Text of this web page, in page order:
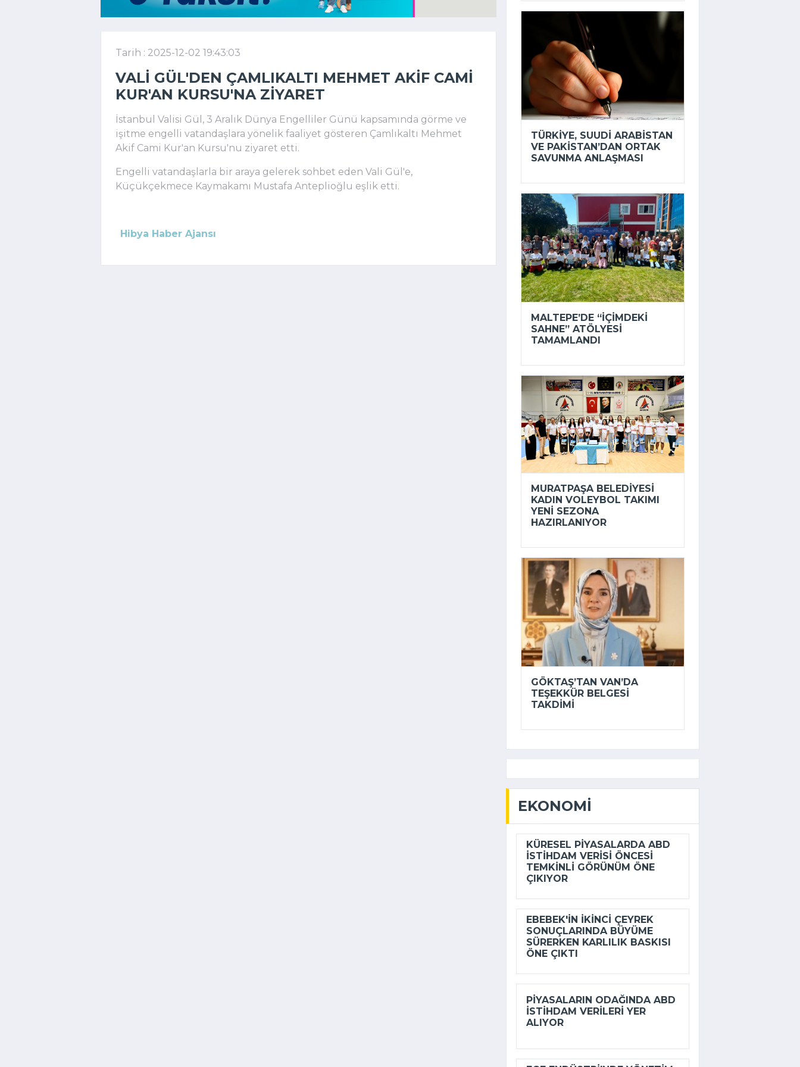
Tarih : 2025-12-02 19:43:03
VALI GÜL'DEN ÇAMLIKALTI MEHMET AKIF CAMI
KUR'AN KURSU'NA ZIYARET
İstanbul Valisi Gül, 3 Aralık Dünya Engelliler Günü kapsamında görme ve
işitme engelli vatandaşlara yönelik faaliyet gösteren Çamlıkaltı Mehmet
Akif Cami Kur'an Kursu'nu ziyaret etti.
Engelli vatandaşlarla bir araya gelerek sohbet eden Vali Gül'e,
Küçükçekmece Kaymakamı Mustafa Anteplioğlu eşlik etti.
Hibya Haber Ajansı
TÜRKIYE, SUUDI ARABISTAN
VE PAKISTAN’DAN ORTAK
SAVUNMA ANLAŞMASI
MALTEPE’DE “İÇIMDEKI
SAHNE” ATÖLYESI
TAMAMLANDI
MURATPAŞA BELEDIYESI
KADIN VOLEYBOL TAKIMI
YENI SEZONA
HAZIRLANIYOR
GÖKTAŞ’TAN VAN’DA
TEŞEKKÜR BELGESI
TAKDIMI
EKONOMI
KÜRESEL PIYASALARDA ABD
ISTIHDAM VERISI ÖNCESI
TEMKINLI GÖRÜNÜM ÖNE
ÇIKIYOR
EBEBEK'IN IKINCI ÇEYREK
SONUÇLARINDA BÜYÜME
SÜRERKEN KARLILIK BASKISI
ÖNE ÇIKTI
PIYASALARIN ODAĞINDA ABD
ISTIHDAM VERILERI YER
ALIYOR